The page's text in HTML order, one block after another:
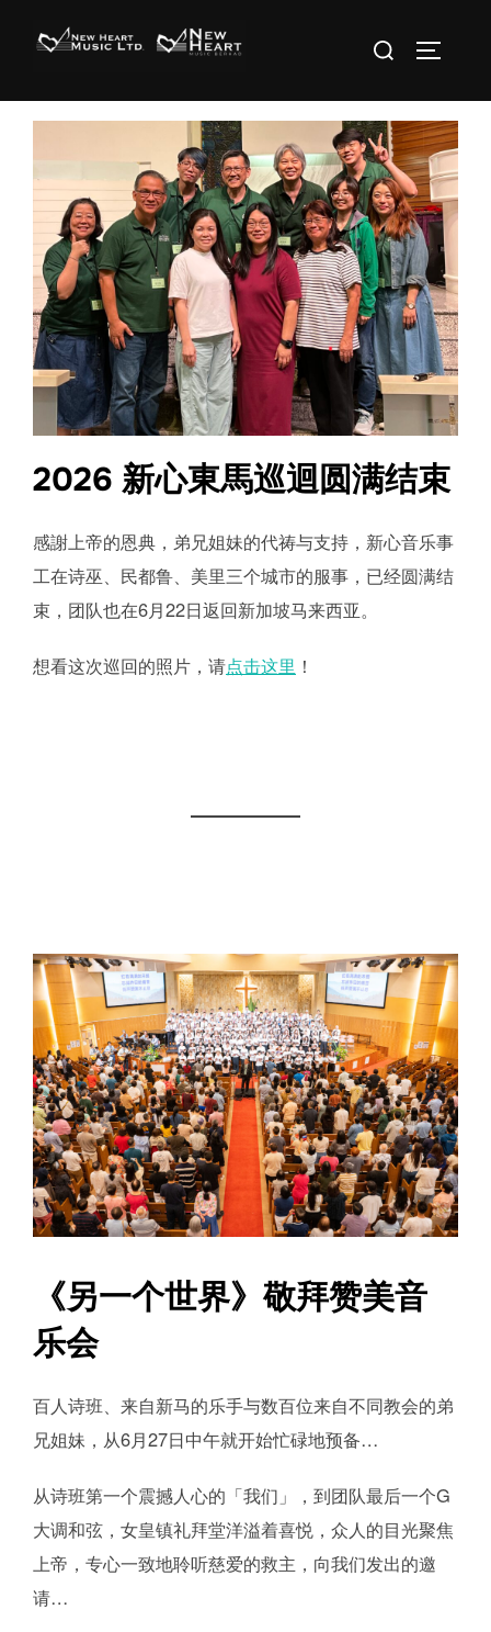
Search
2026 新心東馬巡迴圆满结束
感謝上帝的恩典，弟兄姐妹的代祷与支持，新心音乐事
工在诗巫、民都鲁、美里三个城市的服事，已经圆满结
束，团队也在6月22日返回新加坡马来西亚。
想看这次巡回的照片，请点击这里 ！
《另一个世界》敬拜赞美音
乐会
百人诗班、来自新马的乐手与数百位来自不同教会的弟
兄姐妹，从6月27日中午就开始忙碌地预备…
从诗班第一个震撼人心的「我们」，到团队最后一个G
大调和弦，女皇镇礼拜堂洋溢着喜悦，众人的目光聚焦
上帝，专心一致地聆听慈爱的救主，向我们发出的邀
请…